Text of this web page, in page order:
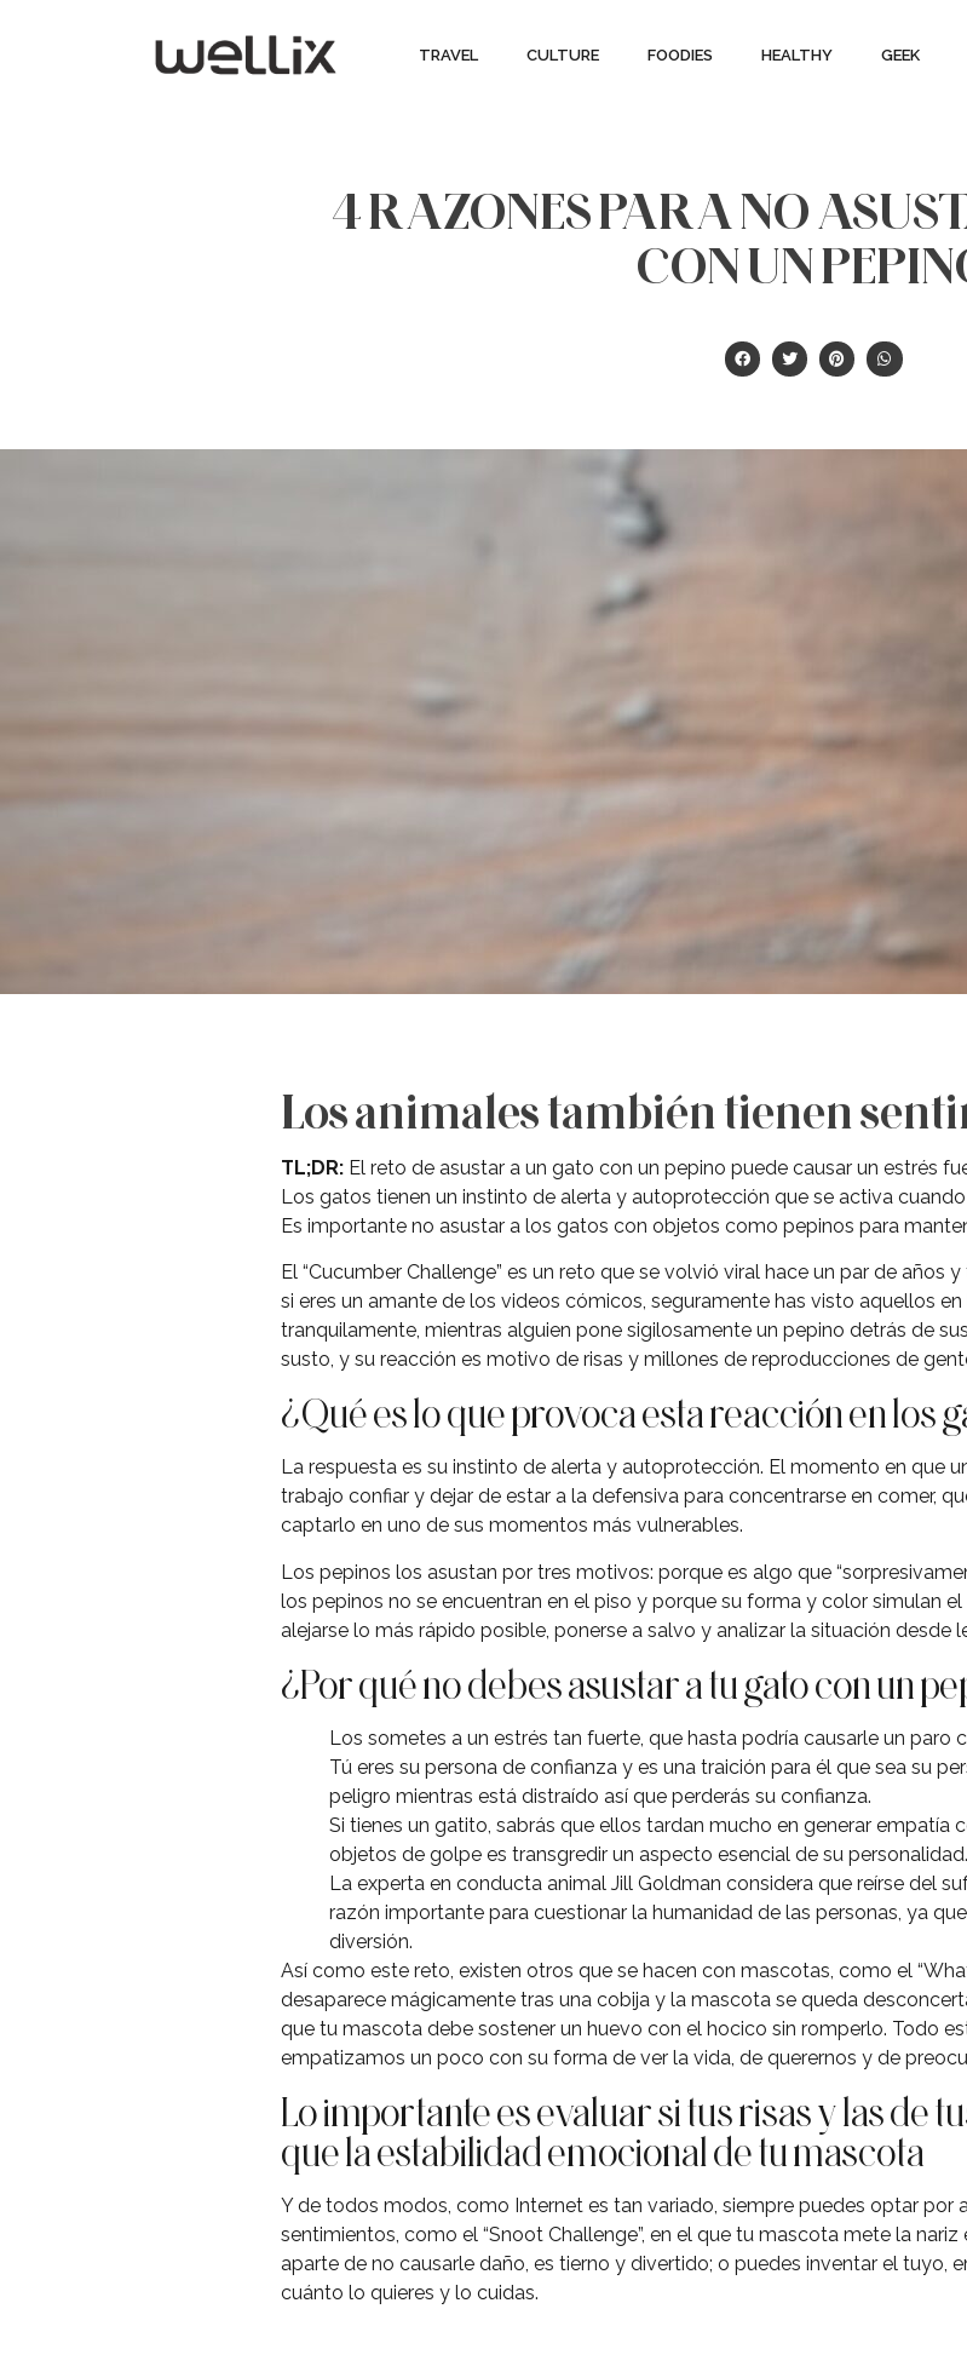
TRAVEL CULTURE FOODIES HEALTHY GEEK
4 RAZONES PARA NO
CON UN
Los animales también tienen
TL;DR: El reto de asustar a un gato con un pepino puede causar un estrés
Los gatos tienen un instinto de alerta y autoprotección que se activa
Es importante no asustar a los gatos con objetos como pepinos para
El “Cucumber Challenge” es un reto que se volvió viral hace un par de años
si eres un amante de los videos cómicos, seguramente has visto aquellos
tranquilamente, mientras alguien pone sigilosamente un pepino detrás de
susto, y su reacción es motivo de risas y millones de reproducciones de
¿Qué es lo que provoca esta reacción en los
La respuesta es su instinto de alerta y autoprotección. El momento en que
trabajo confiar y dejar de estar a la defensiva para concentrarse en comer,
captarlo en uno de sus momentos más vulnerables.
Los pepinos los asustan por tres motivos: porque es algo que
los pepinos no se encuentran en el piso y porque su forma y color simulan
alejarse lo más rápido posible, ponerse a salvo y analizar la situación desde
¿Por qué no debes asustar a tu gato con un
Los sometes a un estrés tan fuerte, que hasta podría causarle un paro
Tú eres su persona de confianza y es una traición para él que sea su
peligro mientras está distraído así que perderás su confianza.
Si tienes un gatito, sabrás que ellos tardan mucho en generar empatía
objetos de golpe es transgredir un aspecto esencial de su personalidad.
La experta en conducta animal Jill Goldman considera que reírse del
razón importante para cuestionar la humanidad de las personas, ya
diversión.
Así como este reto, existen otros que se hacen con mascotas, como el
desaparece mágicamente tras una cobija y la mascota se queda
que tu mascota debe sostener un huevo con el hocico sin romperlo. Todo
empatizamos un poco con su forma de ver la vida, de querernos y de
Lo importante es evaluar si tus risas y las de
que la estabilidad emocional de tu mascota
Y de todos modos, como Internet es tan variado, siempre puedes optar por
sentimientos, como el “Snoot Challenge”, en el que tu mascota mete la
aparte de no causarle daño, es tierno y divertido; o puedes inventar el tuyo,
cuánto lo quieres y lo cuidas.